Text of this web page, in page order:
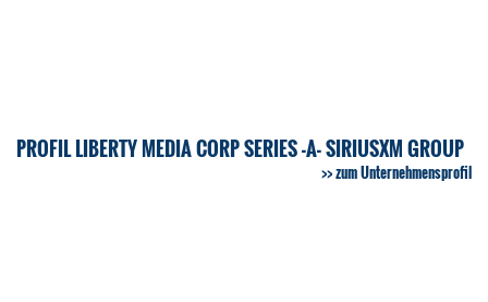
PROFIL LIBERTY MEDIA CORP SERIES -A- SIRIUSXM GROUP
zum Unternehmensprofil